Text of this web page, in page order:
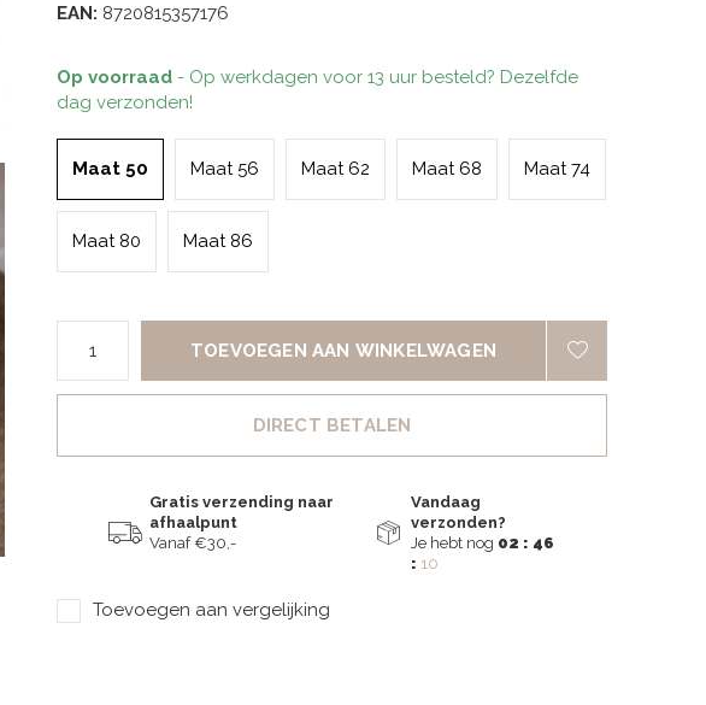
EAN: 8720815357176
Op voorraad - Op werkdagen voor 13 uur besteld? Dezelfde
dag verzonden!
Maat 50 Maat 56 Maat 62 Maat 68 Maat 74
Maat 80 Maat 86
TOEVOEGEN AAN WINKELWAGEN
DIRECT BETALEN
Gratis verzending naar
afhaalpunt
Vanaf €30,-
Vandaag
verzonden?
Je hebt nog 02 : 46
: 09
Toevoegen aan vergelijking